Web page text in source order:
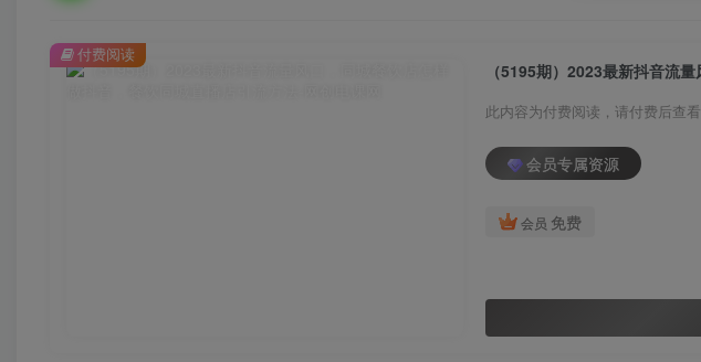
此内容为付费阅读，请付费后查看
会员专属资源
会员 免费
付费阅读